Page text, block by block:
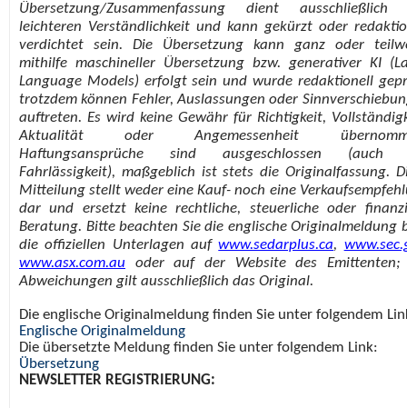
Übersetzung/Zusammenfassung dient ausschließlich
leichteren Verständlichkeit und kann gekürzt oder
verdichtet sein. Die Übersetzung kann ganz oder
mithilfe maschineller Übersetzung bzw. generativer KI
Language Models) erfolgt sein und wurde redaktionell
trotzdem können Fehler, Auslassungen oder
auftreten. Es wird keine Gewähr für Richtigkeit,
Aktualität oder Angemessenheit
Haftungsansprüche sind ausgeschlossen (auch
Fahrlässigkeit), maßgeblich ist stets die Originalfassung.
Mitteilung stellt weder eine Kauf- noch eine
dar und ersetzt keine rechtliche, steuerliche oder
Beratung. Bitte beachten Sie die englische Originalmeldung
die offiziellen Unterlagen aufwww.sedarplus.ca,
www.asx.com.au oder auf der Website des Emittenten;
Abweichungen gilt ausschließlich das Original.
Die englische Originalmeldung finden Sie unter folgendem
Englische Originalmeldung
Die übersetzte Meldung finden Sie unter folgendem Link:
Übersetzung
NEWSLETTER REGISTRIERUNG: